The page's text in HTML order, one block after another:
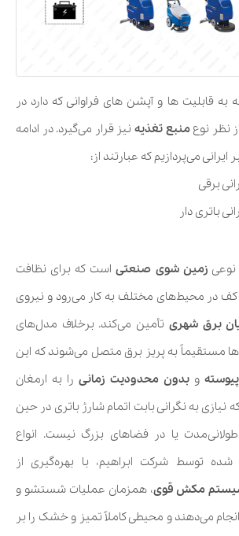
به قابلیت ها و آپشن های فراوانی که دارد در
نظر نوع منبع تغذیه نیز قرار می‌گیرد. در ادامه
ایرانی می‌پردازیم که عبارتند از:
برقی
باتری دار
نوعی زمین شوی صنعتیاست که برای نظافت
در محیط‌های مختلف به کار می‌رود و نیروی
برق شهری تأمین می‌کند. برخلاف مدل‌های
مستقیماً به پریز برق متصل می‌شوند که این
و بدون محدودیت زمانی را به ارمغان
نیازی به نگرانی بابت اتمام شارژ باتری در حین
یا در فضاهای بزرگ نیست. انواع
توسط شرکت ابراهیم، با بهره‌گیری از
مکش قوی، همزمان عملیات شستشو و
می‌دهند و محیطی کاملاً تمیز و خشک را بر